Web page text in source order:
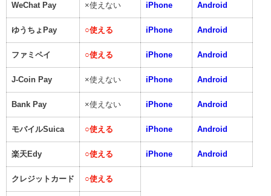
WeChat Pay ×使えない iPhone Android
ゆうちょPay ○使える iPhone Android
ファミペイ ○使える iPhone Android
J-Coin Pay ×使えない iPhone Android
Bank Pay ×使えない iPhone Android
モバイルSuica ○使える iPhone Android
楽天Edy ○使える iPhone Android
クレジットカード ○使える